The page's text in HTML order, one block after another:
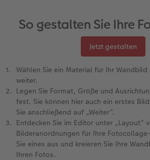
So gestalten Sie Ihre
Jetzt gestalten
Wählen Sie ein Material für Ihr Wandbild
weiter.
Legen Sie Format, Größe und
fest. Sie können hier auch ein erstes
Sie anschließend auf „Weiter“.
Entdecken Sie im Editor unter „Layout“
Bilderanordnungen für Ihre
Sie eines aus und kreieren Sie Ihre
Ihren Fotos.